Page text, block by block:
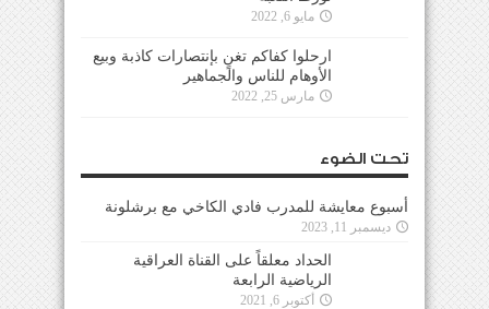
مايو 6, 2022
ارحلوا كفاكم تغنٍ بإنتصارات كاذبة وبيع
الأوهام للناس والجماهير
مارس 25, 2022
تحت الضوء
أسبوع معايشة للمدرب فادي الكاخي مع برشلونة
ديسمبر 11, 2023
الحداد معلقاً على القناة العراقية
الرياضية الرابعة
أكتوبر 6, 2021